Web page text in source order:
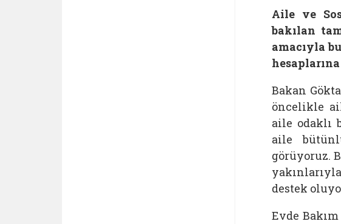
Aile ve
bakılan
amacıyla
Bakan
öncelikle
aile odaklı
aile
görüyoruz.
destek
Evde